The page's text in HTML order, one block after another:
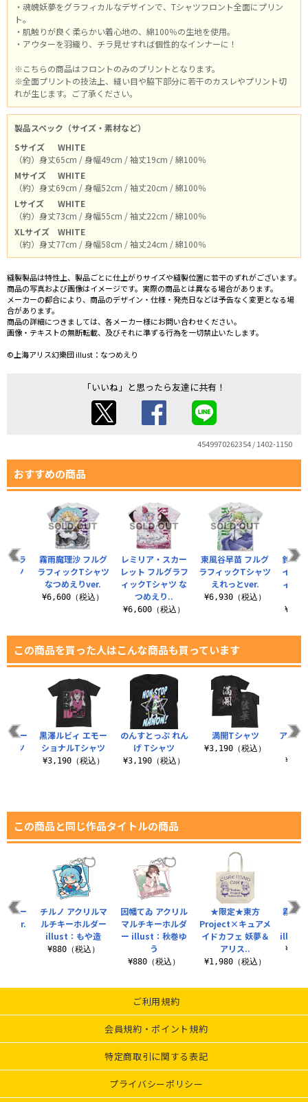
・魂魄妖夢をグラフィカルなデザインで、Tシャツフロント全面にプリン
ト。
・肌触りが良く柔らかい着心地の、綿100％の生地を使用。
・アウターを羽織り、チラ見せすれば個性的なインナーに！
※こちらの商品はフロントのみのプリントとなります。
※全面プリントの技法上、縫い目や脇下部分に若干のカスレやプリント切
れが生じます。ご了承ください。
製品スペック（サイズ・素材など）
Sサイズ
WHITE
（約）身丈65cm / 身幅49cm / 袖丈19cm / 綿100％
Mサイズ
WHITE
（約）身丈69cm / 身幅52cm / 袖丈20cm / 綿100％
Lサイズ
WHITE
（約）身丈73cm / 身幅55cm / 袖丈22cm / 綿100％
XLサイズ
WHITE
（約）身丈77cm / 身幅58cm / 袖丈24cm / 綿100％
縫製製品は特性上、製品ごとに仕上がりサイズや縫製位置に若干のずれがございます。
商品の写真および画像はイメージです。実際の商品とは異なる場合があります。
メーカーの都合により、商品のデザイン・仕様・発売日などは予告なく変更となる場
合があります。
商品の詳細につきましては、各メーカー様にお問い合わせください。
画像・テキストの無断転載、及びそれに準ずる行為を一切禁止いたします。
©上海アリス幻樂団 illust：なつめえり
「いいね」と思ったら友達に共有！
4549970262354 / 1402-1150
おすすめの商品
レミリア・スカー
レット フルグラフ
ィックTシャツ な
つめえり..
¥6,600（税込）
東風谷早苗 フルグ
ラフィックTシャツ
えれっとver.
¥6,930（税込）
鈴仙
イナ
ィッ
グラ
ャツ
霧雨魔理沙 フルグ
ラフィックTシャツ
なつめえりver.
¥6,600（税込）
この商品を買った人はこんな商品も買っています
のんすとっぷ れん
げ Tシャツ
¥3,190（税込）
満開Tシャツ
¥3,190（税込）
アーク
エモー
ャツ
黒澤ルビィ エモー
ショナルTシャツ
¥3,190（税込）
この商品と同じ作品タイトルの商品
因幡てゐ アクリル
マルチキーホルダ
ー illust：秋巻ゆ
う
¥880（税込）
★限定★東方
Project×キュアメ
イドカフェ 妖夢＆
アリス..
¥1,980（税込）
霧雨
illust
トー
みVer.
チルノ アクリルマ
ルチキーホルダー
illust：もや造
¥880（税込）
ご利用規約
会員規約・ポイント規約
特定商取引に関する表記
プライバシーポリシー